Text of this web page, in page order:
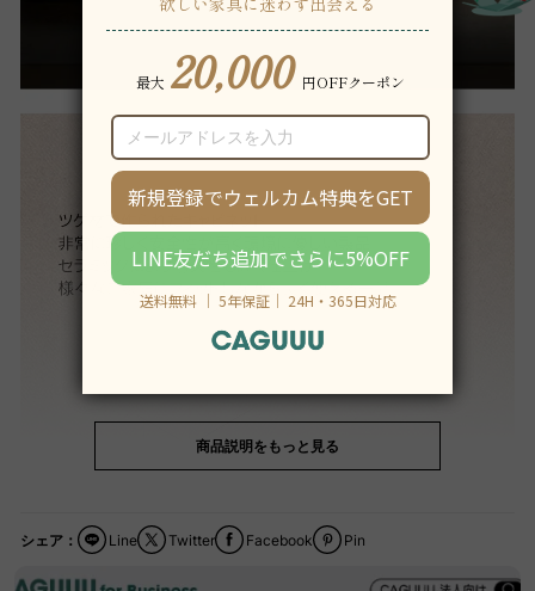
商品説明をもっと見る
シェア： Facebook
Twitter Pin
Line